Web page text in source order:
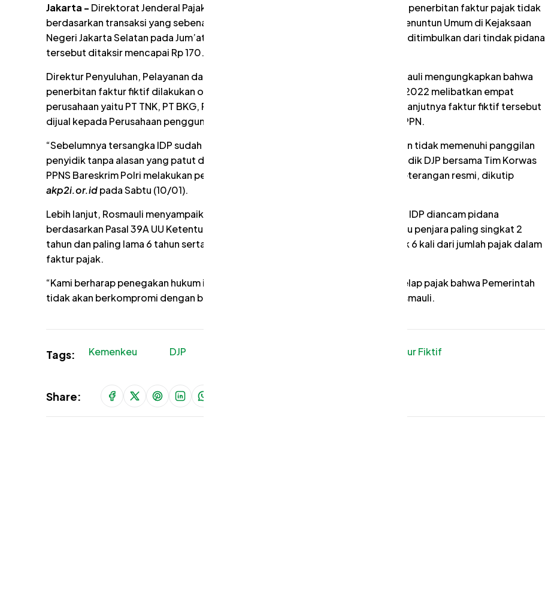
Jakarta - Direktorat Jenderal Pajak (DJP) menyerahkan tersangka tindak pidana penerbitan faktur pajak tidak
berdasarkan transaksi yang sebenarnya (TBTS) atau faktur fiktif kepada Jaksa Penuntun Umum di Kejaksaan
Negeri Jakarta Selatan pada Jum’at (09/01). Dimana total kerugian negara yang ditimbulkan dari tindak pidana
tersebut ditaksir mencapai Rp 170.292.549.923.
Direktur Penyuluhan, Pelayanan dan Hubungan Masyarakat (P2Humas) DJP Rosmauli mengungkapkan bahwa
penerbitan faktur fiktif dilakukan oleh tersangka IDP pada rentang tahun 2021-2022 melibatkan empat
perusahaan yaitu PT TNK, PT BKG, PT BTJ, dan PT ANL selaku penerbit faktur. Selanjutnya faktur fiktif tersebut
dijual kepada Perusahaan pengguna dengan nilai persentase tertentu dari nilai PPN.
“Sebelumnya tersangka IDP sudah dipanggil untuk dilakukan pemeriksaan namun tidak memenuhi panggilan
penyidik tanpa alasan yang patut dan wajar (indikasi pidana), sehingga tim penyidik DJP bersama Tim Korwas
PPNS Bareskrim Polri melakukan penangkapan tersangka,” ungkapnya dalam keterangan resmi, dikutip
akp2i.or.idpada Sabtu (10/01).
Lebih lanjut, Rosmauli menyampaikan bahwa atas perbuatan tersebut tersangka IDP diancam pidana
berdasarkan Pasal 39A UU Ketentuan Umum dan Tata Cara Perpajakan (KUP) yaitu penjara paling singkat 2
tahun dan paling lama 6 tahun serta denda paling sedikit 2 kali dan paling banyak 6 kali dari jumlah pajak dalam
faktur pajak.
“Kami berharap penegakan hukum ini menjadi pengingat kepada oknum penggelap pajak bahwa Pemerintah
tidak akan berkompromi dengan berbagai tindakan pelanggaran.” pungkas Rosmauli.
Tags: Kemenkeu DJP Faktur Fiktif
Share: